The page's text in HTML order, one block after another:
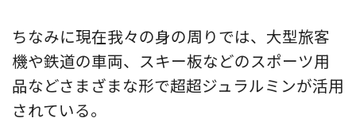
ちなみに現在我々の身の周りでは、大型旅客
機や鉄道の車両、スキー板などのスポーツ用
品などさまざまな形で超超ジュラルミンが活用
されている。